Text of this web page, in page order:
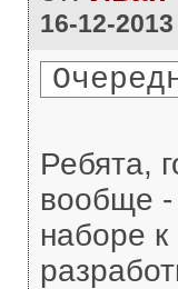
16-12-
Ребята,
вообще -
наборе